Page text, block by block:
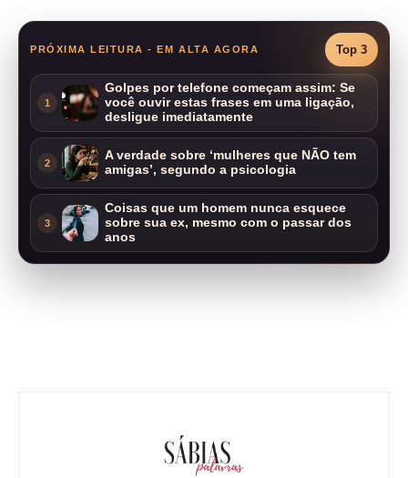
PRÓXIMA LEITURA - EM ALTA AGORA Top 3
1
Golpes por telefone começam assim: Se
você ouvir estas frases em uma ligação,
desligue imediatamente
2
A verdade sobre ‘mulheres que NÃO tem
amigas’, segundo a psicologia
3
Coisas que um homem nunca esquece
sobre sua ex, mesmo com o passar dos
anos